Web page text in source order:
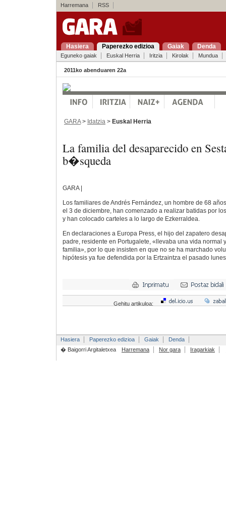
Harremana RSS
Hasiera Paperezko edizioa Gaiak Denda
Eguneko gaiak Euskal Herria Iritzia Kirolak Mundua
2011ko abenduaren 22a
GARA> Idatzia > Euskal Herria
La familia del desaparecido en
b�squeda
GARA |
Los familiares de Andrés Fernández, un hombre de 68
el 3 de diciembre, han comenzado a realizar batidas por
y han colocado carteles a lo largo de Ezkerraldea.
En declaraciones a Europa Press, el hijo del zapatero
padre, residente en Portugalete, «llevaba una vida normal
familia», por lo que insisten en que no se ha marchado
hipótesis ya fue defendida por la Ertzaintza el pasado
Gehitu artikuloa:
Hasiera Paperezko edizioa Gaiak
Denda
� Baigorri Argitaletxea
Harremana Nor gara Iragarkiak